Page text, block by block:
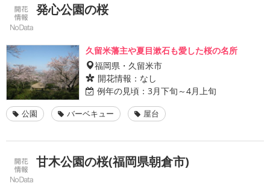
発心公園の桜
久留米藩主や夏目漱石も愛した桜の名所
福岡県・久留米市
開花情報： なし
例年の見頃： 3月下旬～4月上旬
公園 バーベキュー 屋台
甘木公園の桜(福岡県朝倉市)